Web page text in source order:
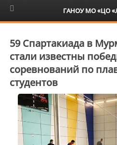
6+
59 Спартакиада в
стали известны
соревнований по
студентов
ГАНОУ МО «ЦО